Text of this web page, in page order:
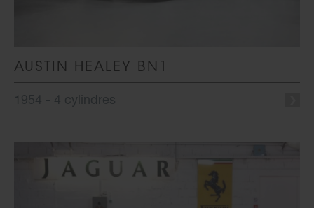
AUSTIN HEALEY BN1
1954 - 4 cylindres